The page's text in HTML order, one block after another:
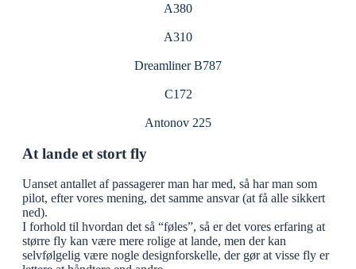
A380
A310
Dreamliner B787
C172
Antonov 225
At lande et stort fly
Uanset antallet af passagerer man har med, så har man som
pilot, efter vores mening, det samme ansvar (at få alle sikkert
ned).
I forhold til hvordan det så “føles”, så er det vores erfaring at
større fly kan være mere rolige at lande, men der kan
selvfølgelig være nogle designforskelle, der gør at visse fly er